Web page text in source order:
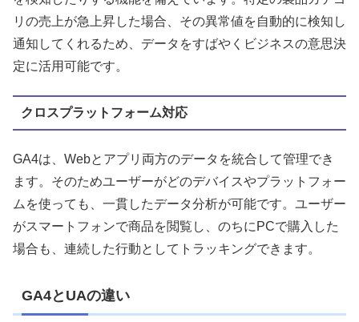
リの売上が急上昇した場合、その異常値を自動的に検知し
通知してくれるため、データをすばやくビジネスの意思決
定に活用可能です。
クロスプラットフォーム対応
GA4は、Webとアプリ両方のデータを統合して管理でき
ます。そのためユーザーがどのデバイスやプラットフォー
ムを使っても、一貫したデータ分析が可能です。ユーザー
がスマートフォンで商品を閲覧し、のちにPCで購入した
場合も、連続した行動としてトラッキングできます。
GA4とUAの違い